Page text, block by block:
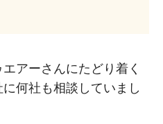
アーさんにたどり着く
何社も相談していまし